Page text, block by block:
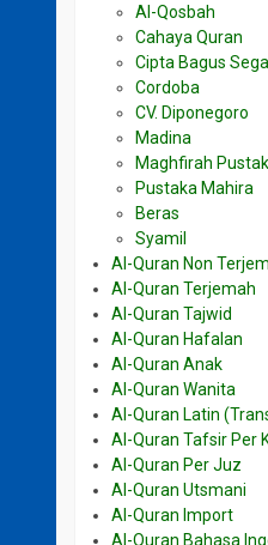
Al-Qosbah
Cahaya Quran
Cipta Bagus
Cordoba
CV. Diponegoro
Madina
Maghfirah
Pustaka Mahira
Beras
Syamil
Al-Quran Non
Al-Quran Terjemah
Al-Quran Tajwid
Al-Quran Hafalan
Al-Quran Anak
Al-Quran Wanita
Al-Quran Latin
Al-Quran Tafsir Per
Al-Quran Per Juz
Al-Quran Utsmani
Al-Quran Import
Al-Quran Bahasa